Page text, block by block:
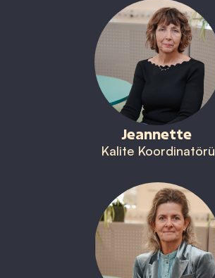
Jeannette
Kalite Koordinatörü